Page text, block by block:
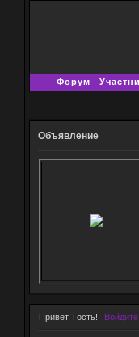
Форум
Объявление
Привет, Гость! Войдите